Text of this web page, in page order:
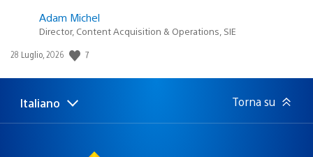
Adam Michel
Director, Content Acquisition & Operations, SIE
Data
pubblicazione:
28 Luglio, 2026 7
Seleziona
Regione
Italiano Torna su